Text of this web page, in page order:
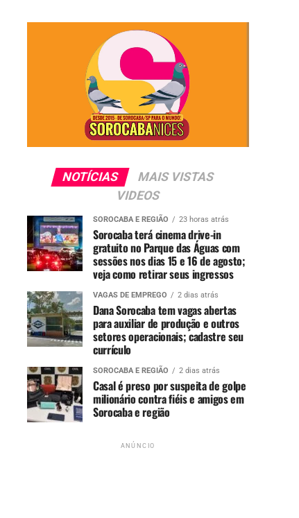
NOTÍCIAS
MAIS VISTAS
VIDEOS
SOROCABA E REGIÃO 23 horas atrás
Sorocaba terá cinema drive-in
gratuito no Parque das Águas com
sessões nos dias 15 e 16 de agosto;
veja como retirar seus ingressos
VAGAS DE EMPREGO 2 dias atrás
Dana Sorocaba tem vagas abertas
para auxiliar de produção e outros
setores operacionais; cadastre seu
currículo
SOROCABA E REGIÃO 2 dias atrás
Casal é preso por suspeita de golpe
milionário contra fiéis e amigos em
Sorocaba e região
ANÚNCIO